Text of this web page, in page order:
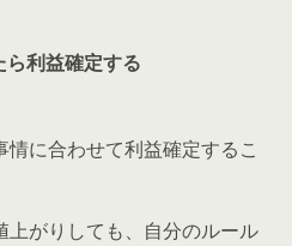
利益確定する
に合わせて利益確定するこ
上がりしても、自分のルール